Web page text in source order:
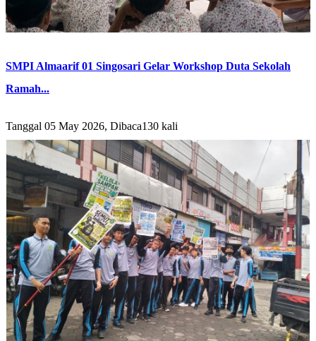
SMPI Almaarif 01 Singosari Gelar Workshop Duta Sekolah
Ramah...
Tanggal 05 May 2026, Dibaca130 kali